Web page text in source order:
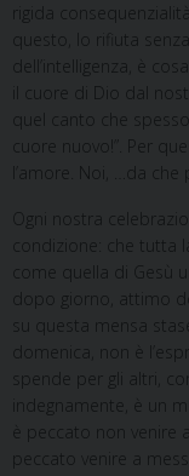
rigida
questo, lo rifiuta
dell’intelligenza, è
il cuore di Dio dal
quel canto che
cuore nuovo!”. Per
l’amore. Noi, …da che
Ogni nostra
condizione: che tutta
come quella di Gesù
dopo giorno, attimo
su questa mensa
domenica, non è
spende per gli altri,
indegnamente, è un
è peccato non
peccato venire a